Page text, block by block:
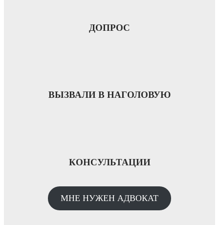
ДОПРОС
ВЫЗВАЛИ В НАГОЛОВУЮ
КОНСУЛЬТАЦИИ
МНЕ НУЖЕН АДВОКАТ